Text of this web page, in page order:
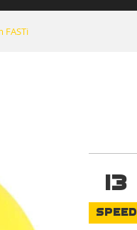
FASTi
13
SPEED